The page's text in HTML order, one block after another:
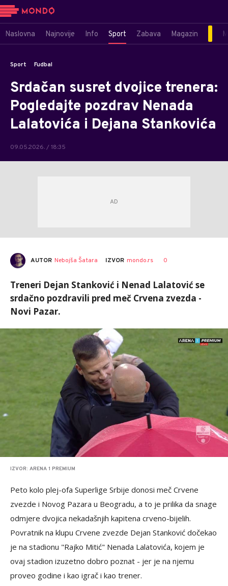
Naslovna Najnovije Info Sport Zabava Magazin
Sport Fudbal
Srdačan susret dvojice trenera:
Pogledajte pozdrav Nenada
Lalatovića i Dejana Stankovića
09.05.2026. / 18:35
AUTOR Nebojša Šatara IZVOR mondo.rs 0
Treneri Dejan Stanković i Nenad Lalatović se
srdačno pozdravili pred meč Crvena zvezda -
Novi Pazar.
IZVOR: ARENA 1 PREMIUM
Peto kolo plej-ofa Superlige Srbije donosi meč Crvene
zvezde i Novog Pazara u Beogradu, a to je prilika da snage
odmjere dvojica nekadašnjih kapitena crveno-bijelih.
Povratnik na klupu Crvene zvezde Dejan Stanković dočekao
je na stadionu "Rajko Mitić" Nenada Lalatovića, kojem je
ovaj stadion izuzetno dobro poznat - jer je na njemu
proveo godine i kao igrač i kao trener.